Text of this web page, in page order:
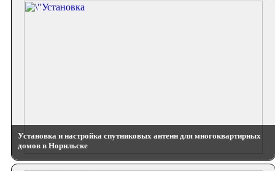
Установка и настройка спутниковых антенн для многоквартирных
домов в Норильске